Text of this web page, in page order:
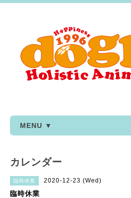
MENU ▼
カレンダー
臨時休業 2020-12-23 (Wed)
臨時休業